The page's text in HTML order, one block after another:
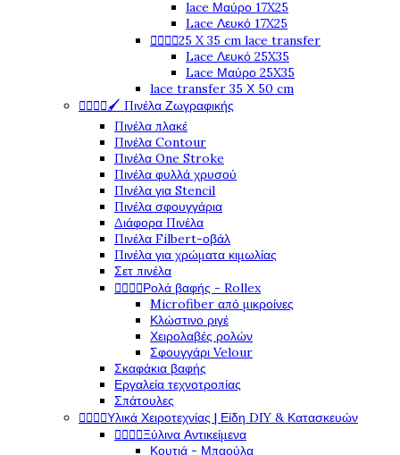
lace Μαύρο 17X25
Lace Λευκό 17X25
25 X 35 cm lace transfer
Lace Λευκό 25X35
Lace Μαύρο 25X35
lace transfer 35 Χ 50 cm
🖌️ Πινέλα Ζωγραφικής
Πινέλα πλακέ
Πινέλα Contour
Πινέλα One Stroke
Πινέλα φυλλά χρυσού
Πινέλα για Stencil
Πινέλα σφουγγάρια
Διάφορα Πινέλα
Πινέλα Filbert-οβάλ
Πινέλα για χρώματα κιμωλίας
Σετ πινέλα
Ρολά βαφής - Rollex
Microfiber από μικροίνες
Κλώστινο ριγέ
Χειρολαβές ρολών
Σφουγγάρι Velour
Σκαφάκια βαφής
Εργαλεία τεχνοτροπίας
Σπάτουλες
Υλικά Χειροτεχνίας | Είδη DIY & Κατασκευών
Ξύλινα Αντικείμενα
Κουτιά - Μπαούλα